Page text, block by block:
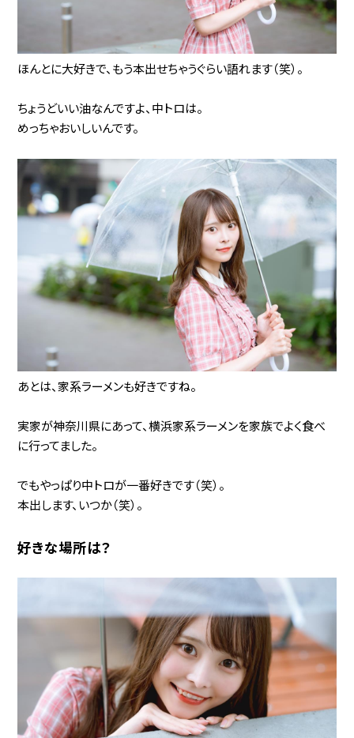
ほんとに大好きで、もう本出せちゃうぐらい語れます（笑）。
ちょうどいい油なんですよ、中トロは。
めっちゃおいしいんです。
あとは、家系ラーメンも好きですね。
実家が神奈川県にあって、横浜家系ラーメンを家族でよく食べ
に行ってました。
でもやっぱり中トロが一番好きです（笑）。
本出します、いつか（笑）。
好きな場所は？